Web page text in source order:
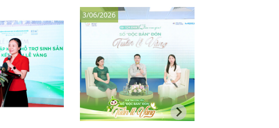
3/06/2026